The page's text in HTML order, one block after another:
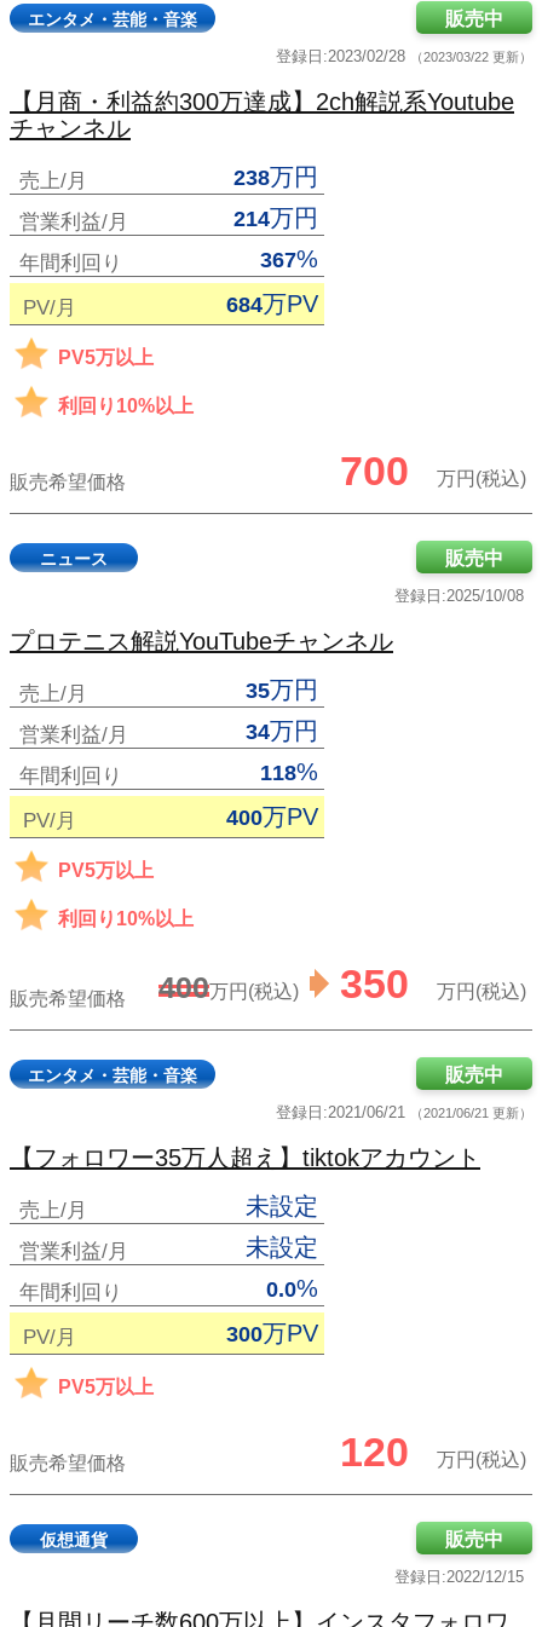
エンタメ・芸能・音楽
登録日:2023/02/28 （2023/03/22 更新）
販売中
【月商・利益約300万達成】2ch解説系Youtube
チャンネル
売上/月 238万円
営業利益/月 214万円
年間利回り 367%
PV/月 684万PV
PV5万以上
利回り10%以上
販売希望価格 700 万円(税込)
ニュース
登録日:2025/10/08
販売中
プロテニス解説YouTubeチャンネル
売上/月 35万円
営業利益/月 34万円
年間利回り 118%
PV/月 400万PV
PV5万以上
利回り10%以上
販売希望価格 400万円(税込) 350 万円(税込)
エンタメ・芸能・音楽
登録日:2021/06/21 （2021/06/21 更新）
販売中
【フォロワー35万人超え】tiktokアカウント
売上/月 未設定
営業利益/月 未設定
年間利回り 0.0%
PV/月 300万PV
PV5万以上
販売希望価格 120 万円(税込)
仮想通貨
登録日:2022/12/15
販売中